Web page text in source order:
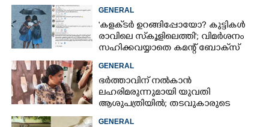
GENERAL
'കളക്‌ടർ ഉറങ്ങിപ്പോയോ? കുട്ടികൾ
രാവിലെ സ്‌കൂളിലെത്തി'; വിമർശനം
സഹിക്കവയ്യാതെ കമന്റ് ബോക്‌സ്
പൂട്ടി കോഴിക്കോട് കളക്‌ടർ
GENERAL
ഭർത്താവിന് നൽകാൻ
ലഹരിമരുന്നുമായി യുവതി
ആശുപത്രിയിൽ; തടവുകാരുടെ
കയ്യിൽ കൊടുത്തുവിടാൻ പദ്ധതി
GENERAL